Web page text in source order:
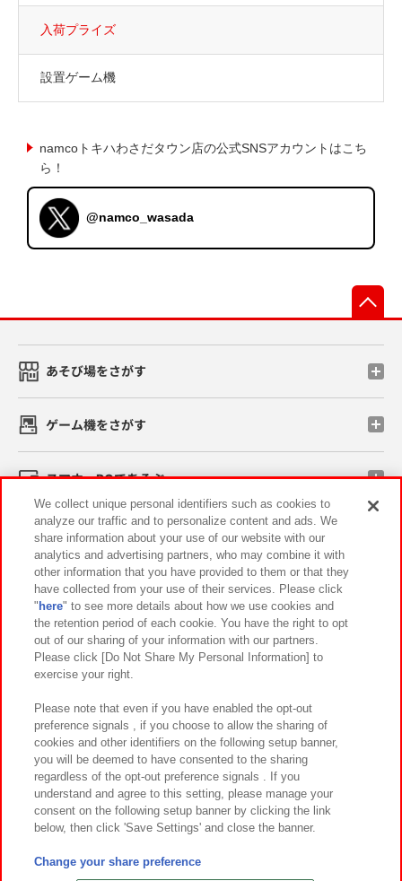
入荷プライズ
設置ゲーム機
namcoトキハわさだタウン店の公式SNSアカウントはこち
ら！
@namco_wasada
あそび場をさがす
ゲーム機をさがす
スマホ・PCであそぶ
イベント・キャンペーン
関連会社 サステナビリティ サイトポリシー
プライバシーポリシー ウェブアクセシビリティ方針と検証結果
お取引先さまとともに
カスタマーハラスメント対応方針 よくあるご質問・お問い合わせ
©Bandai Namco Amusement Inc.
©Bandai Namco Amusement Lab Inc.
We collect unique personal identifiers such as cookies to
analyze our traffic and to personalize content and ads. We
share information about your use of our website with our
analytics and advertising partners, who may combine it with
other information that you have provided to them or that they
have collected from your use of their services. Please click
" here" to see more details about how we use cookies and
the retention period of each cookie. You have the right to opt
out of our sharing of your information with our partners.
Please click [Do Not Share My Personal Information] to
exercise your right.
Please note that even if you have enabled the opt-out
preference signals , if you choose to allow the sharing of
cookies and other identifiers on the following setup banner,
you will be deemed to have consented to the sharing
regardless of the opt-out preference signals . If you
understand and agree to this setting, please manage your
consent on the following setup banner by clicking the link
below, then click 'Save Settings' and close the banner.
Change your share preference